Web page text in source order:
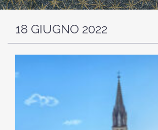
18 GIUGNO 2022